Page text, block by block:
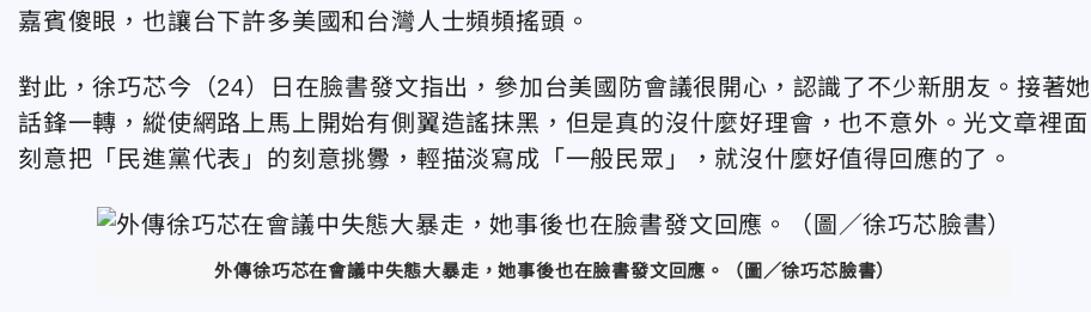
嘉賓傻眼，也讓台下許多美國和台灣人士頻頻搖頭。
對此，徐巧芯今（24）日在臉書發文指出，參加台美國防會議很開心，認識了不少新朋友。接著她
話鋒一轉，縱使網路上馬上開始有側翼造謠抹黑，但是真的沒什麼好理會，也不意外。光文章裡面
刻意把「民進黨代表」的刻意挑釁，輕描淡寫成「一般民眾」，就沒什麼好值得回應的了。
外傳徐巧芯在會議中失態大暴走，她事後也在臉書發文回應。（圖／徐巧芯臉書）